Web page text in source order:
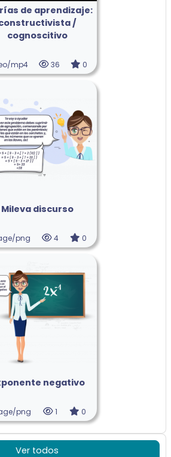
de aprendizaje:
/
cognoscitivo
mp4 36 0
Mileva discurso
png 4 0
negativo
png 1 0
Ver todos